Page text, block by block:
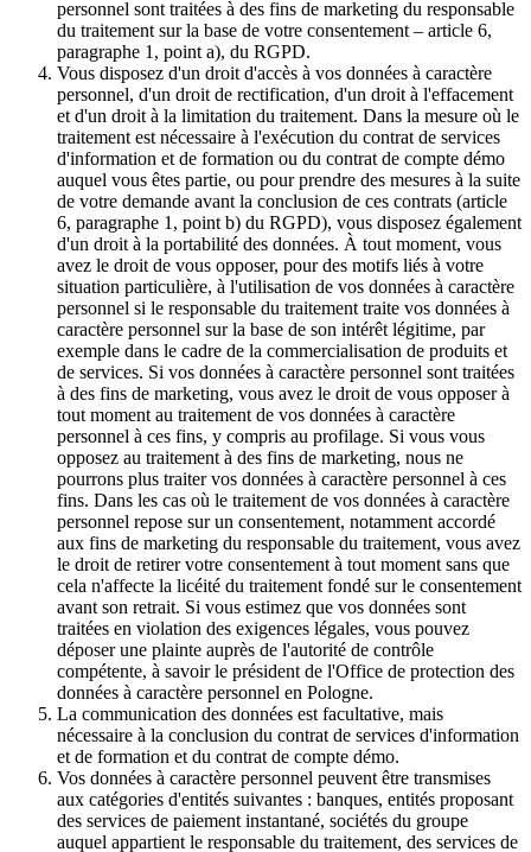
personnel sont traitées à des fins de marketing du responsable
du traitement sur la base de votre consentement – article 6,
paragraphe 1, point a), du RGPD.
Vous disposez d'un droit d'accès à vos données à caractère
personnel, d'un droit de rectification, d'un droit à l'effacement
et d'un droit à la limitation du traitement. Dans la mesure où le
traitement est nécessaire à l'exécution du contrat de services
d'information et de formation ou du contrat de compte démo
auquel vous êtes partie, ou pour prendre des mesures à la suite
de votre demande avant la conclusion de ces contrats (article
6, paragraphe 1, point b) du RGPD), vous disposez également
d'un droit à la portabilité des données. À tout moment, vous
avez le droit de vous opposer, pour des motifs liés à votre
situation particulière, à l'utilisation de vos données à caractère
personnel si le responsable du traitement traite vos données à
caractère personnel sur la base de son intérêt légitime, par
exemple dans le cadre de la commercialisation de produits et
de services. Si vos données à caractère personnel sont traitées
à des fins de marketing, vous avez le droit de vous opposer à
tout moment au traitement de vos données à caractère
personnel à ces fins, y compris au profilage. Si vous vous
opposez au traitement à des fins de marketing, nous ne
pourrons plus traiter vos données à caractère personnel à ces
fins. Dans les cas où le traitement de vos données à caractère
personnel repose sur un consentement, notamment accordé
aux fins de marketing du responsable du traitement, vous avez
le droit de retirer votre consentement à tout moment sans que
cela n'affecte la licéité du traitement fondé sur le consentement
avant son retrait. Si vous estimez que vos données sont
traitées en violation des exigences légales, vous pouvez
déposer une plainte auprès de l'autorité de contrôle
compétente, à savoir le président de l'Office de protection des
données à caractère personnel en Pologne.
La communication des données est facultative, mais
nécessaire à la conclusion du contrat de services d'information
et de formation et du contrat de compte démo.
Vos données à caractère personnel peuvent être transmises
aux catégories d'entités suivantes : banques, entités proposant
des services de paiement instantané, sociétés du groupe
auquel appartient le responsable du traitement, des services de